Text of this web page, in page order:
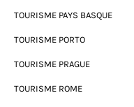
TOURISME PAYS BASQUE
TOURISME PORTO
TOURISME PRAGUE
TOURISME ROME